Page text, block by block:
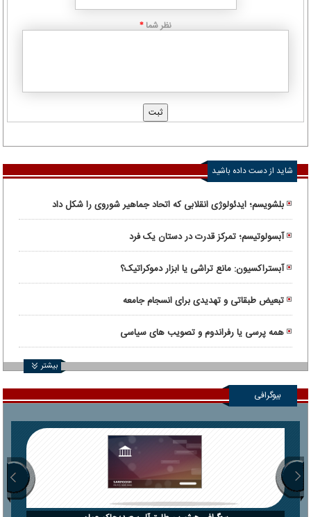
نظر شما *
شاید از دست داده باشید
بلشویسم؛ ایدئولوژی انقلابی که اتحاد جماهیر شوروی را شکل داد
آبسولوتیسم؛ تمرکز قدرت در دستان یک فرد
آبستراکسیون: مانع تراشی یا ابزار دموکراتیک؟
تبعیض طبقاتی و تهدیدی برای انسجام جامعه
همه پرسی یا رفراندوم و تصویب های سیاسی
بیشتر
بیوگرافی